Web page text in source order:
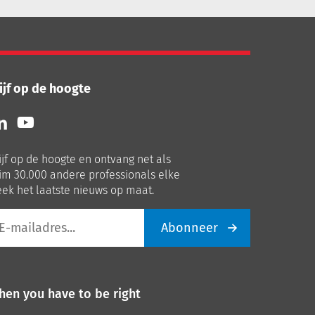
op de hoogte
Volg
ons
Youtube
op de hoogte en ontvang net als
30.000 andere professionals elke
het laatste nieuws op maat.
Abonneer
you have to be right